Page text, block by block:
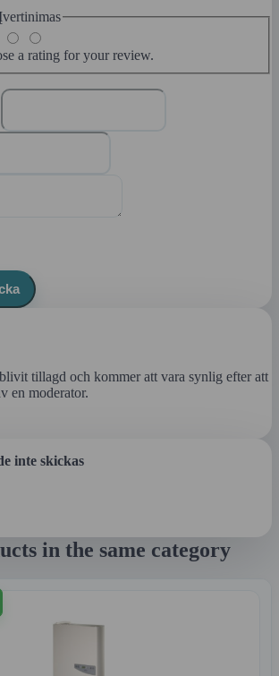
Įvertinimas
a rating for your review.
tillagd och kommer att vara synlig efter att
en moderator.
inte skickas
in the same category